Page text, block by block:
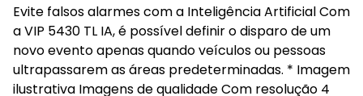
Evite falsos alarmes com a Inteligência Artificial Com
a VIP 5430 TL IA, é possível definir o disparo de um
novo evento apenas quando veículos ou pessoas
ultrapassarem as áreas predeterminadas. * Imagem
ilustrativa Imagens de qualidade Com resolução 4